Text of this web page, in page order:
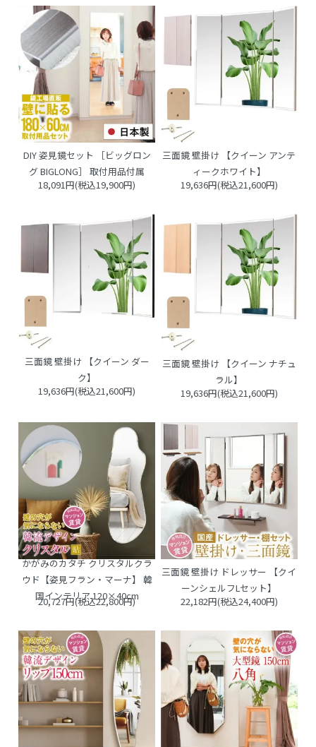
DIY 姿見鏡セット ［ビッグロン
グ BIGLONG］ 取付用品付属
18,091円(税込19,900円)
三面鏡 壁掛け 【クイーン アンテ
ィークホワイト】
19,636円(税込21,600円)
三面鏡 壁掛け 【クイーン ダー
ク】
19,636円(税込21,600円)
三面鏡 壁掛け 【クイーン ナチュ
ラル】
19,636円(税込21,600円)
かがみのカタチ クリスタルクラ
ウド【姿見フラン・マーナ】 韓
国インテリア 120×40cm
20,727円(税込22,800円)
三面鏡 壁掛け ドレッサー 【クイ
ーンシェルフLセット】
22,182円(税込24,400円)